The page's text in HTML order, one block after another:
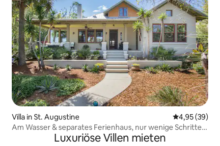
Villa in St. Augustine
4,95 (39)
Am Wasser & separates Ferienhaus, nur wenige Schritte
von der Stadt entfernt, Whirlpool
Luxuriöse Villen mieten